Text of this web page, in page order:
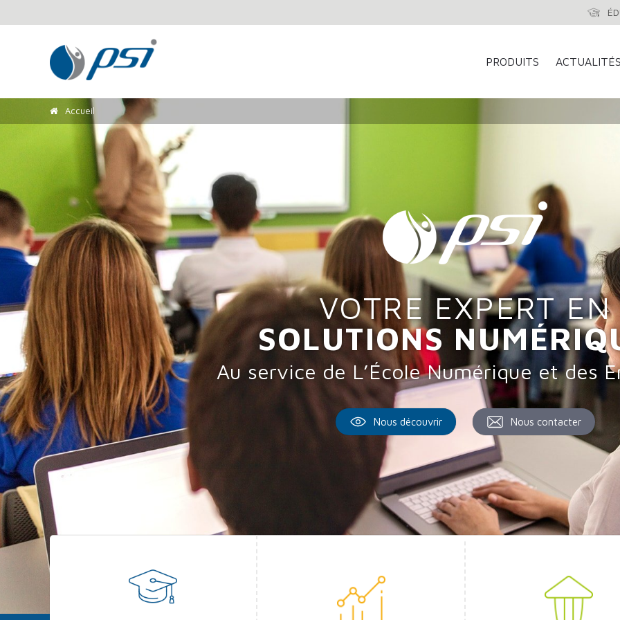
PRODUITS ACTUALITÉS
Accueil
VOTRE EXPERT EN
SOLUTIONS
L’affichage numérique pourdynamiser votre
Nous découvrir Nous contacter